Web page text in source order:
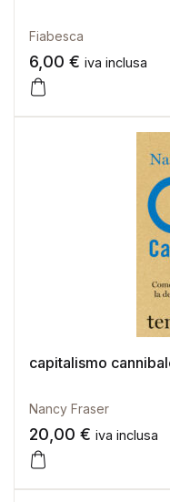
Fiabesca
6,00 € iva inclusa
capitalismo
Nancy Fraser
20,00 € iva inclusa